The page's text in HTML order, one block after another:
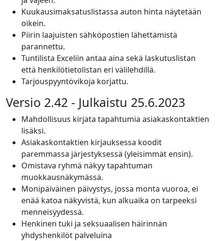
Kuukausimaksatuslistassa auton hinta näytetään
oikein.
Piirin laajuisten sähköpostien lähettämistä
parannettu.
Tuntilista Exceliin antaa aina sekä laskutuslistan
että henkilötietolistan eri välilehdillä.
Tarjouspyyntövikoja korjattu.
Versio 2.42 - Julkaistu 25.6.2023
Mahdollisuus kirjata tapahtumia asiakaskontaktien
lisäksi.
Asiakaskontaktien kirjauksessa koodit
paremmassa järjestyksessä (yleisimmät ensin).
Omistava ryhmä näkyy tapahtuman
muokkausnäkymässä.
Monipäiväinen päivystys, jossa monta vuoroa, ei
enää katoa näkyvistä, kun alkuaika on tarpeeksi
menneisyydessä.
Henkinen tuki ja seksuaalisen häirinnän
yhdyshenkilöt palveluina